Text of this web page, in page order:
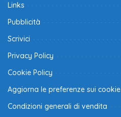
Links
Pubblicità
Scrivici
Privacy Policy
Cookie Policy
Aggiorna le preferenze sui cookie
Condizioni generali di vendita